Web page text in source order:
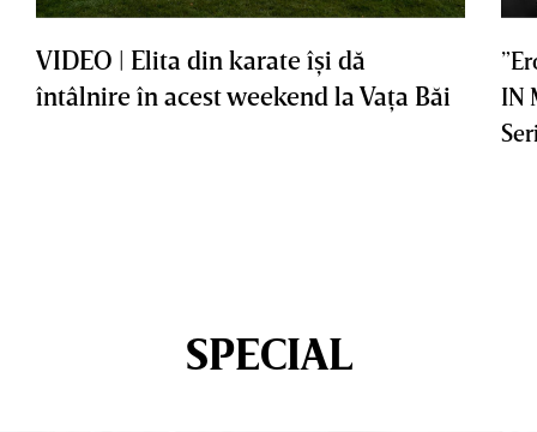
VIDEO | Elita din karate îşi dă
întâlnire în acest weekend la Vaţa Băi
IN
SPECIAL